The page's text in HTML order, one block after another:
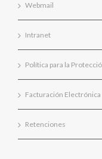
Webmail
Intranet
Política para la
Facturación Electrónica
Retenciones